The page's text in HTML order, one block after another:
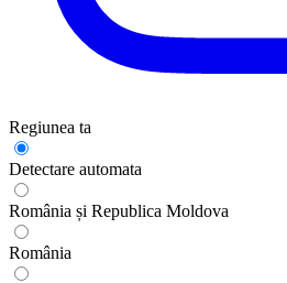
Regiunea ta
Detectare automata
România și Republica Moldova
România